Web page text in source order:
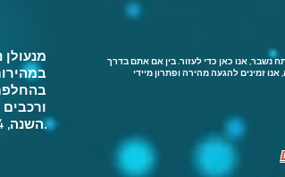
השנה, 24 שעות ביממה.
נשבר, אנו כאן כדי לעזור. בין אם אתם בדרך